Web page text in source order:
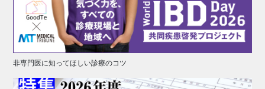
非専門医に知ってほしい診療のコツ